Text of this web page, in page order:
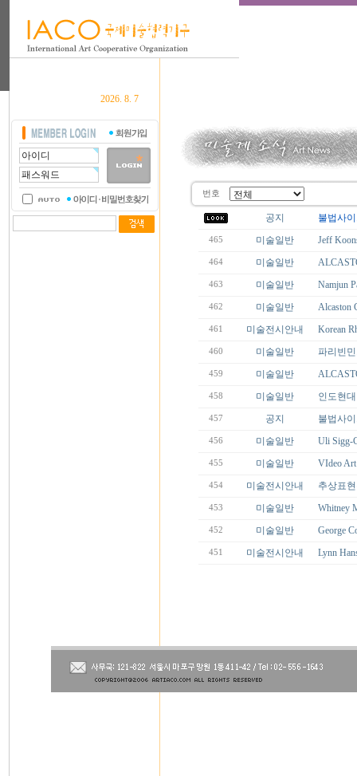
2026. 8. 7
번호
공지 불법사
465 미술일반 Jeff
464 미술일반
463 미술일반 Namjun
462 미술일반 Alcaston
461 미술전시안내 Korean
460 미술일반 파리빈
459 미술일반
458 미술일반 인도현
457 공지 불법사
456 미술일반 Uli Sigg-
455 미술일반 VIdeo Art
454 미술전시안내 추상표
453 미술일반 Whitney
452 미술일반 George
451 미술전시안내 Lynn